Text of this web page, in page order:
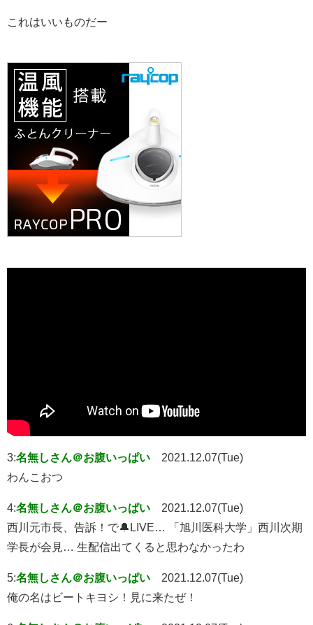
これはいいものだー
3:名無しさん＠お腹いっぱい
2021.12.07(Tue)
わんこおつ
4:名無しさん＠お腹いっぱい
2021.12.07(Tue)
西川元市長、告訴！で🔔LIVE… 「旭川医科大学」西川次期
学長が会見… 生配信出てくると思わなかったわ
5:名無しさん＠お腹いっぱい
2021.12.07(Tue)
俺の名はビートキヨシ！見に来たぜ！